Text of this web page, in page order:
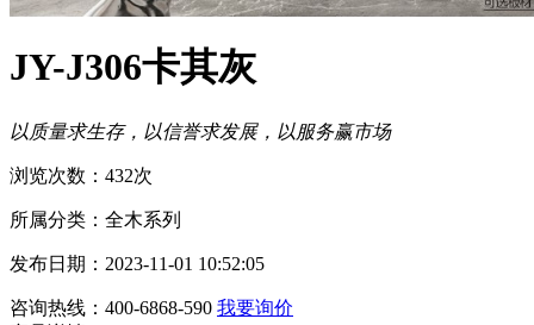
JY-J306卡其灰
以质量求生存，以信誉求发展，以服务赢市场
浏览次数：432次
所属分类：全木系列
发布日期：2023-11-01 10:52:05
咨询热线：400-6868-590 我要询价